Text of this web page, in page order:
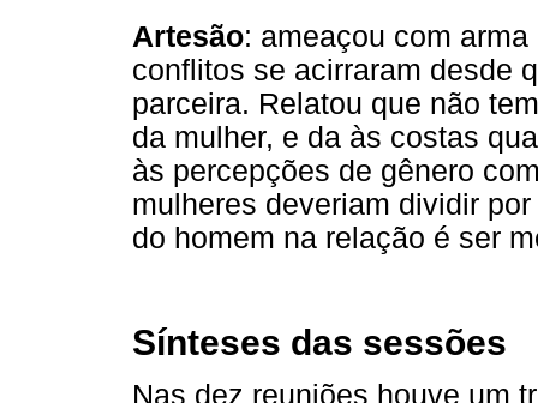
Artesão: ameaçou com
conflitos se acirraram desde
parceira. Relatou que não
da mulher, e da às costas
às percepções de gênero
mulheres deveriam dividir
do homem na relação é ser
Sínteses das sessões
Nas dez reuniões houve um